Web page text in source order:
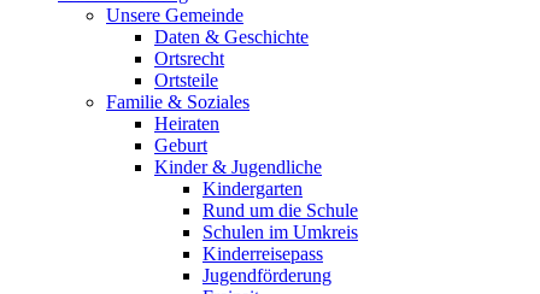
Unsere Gemeinde
Daten & Geschichte
Ortsrecht
Ortsteile
Familie & Soziales
Heiraten
Geburt
Kinder & Jugendliche
Kindergarten
Rund um die Schule
Schulen im Umkreis
Kinderreisepass
Jugendförderung